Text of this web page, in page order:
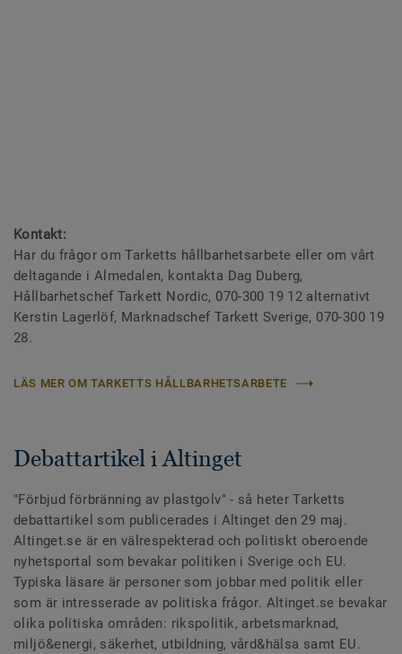
Kontakt:
Har du frågor om Tarketts hållbarhetsarbete eller om vårt
deltagande i Almedalen, kontakta Dag Duberg,
Hållbarhetschef Tarkett Nordic, 070-300 19 12 alternativt
Kerstin Lagerlöf, Marknadschef Tarkett Sverige, 070-300 19
28.
LÄS MER OM TARKETTS HÅLLBARHETSARBETE
Debattartikel i Altinget
"Förbjud förbränning av plastgolv" - så heter Tarketts
debattartikel som publicerades i Altinget den 29 maj.
Altinget.se är en välrespekterad och politiskt oberoende
nyhetsportal som bevakar politiken i Sverige och EU.
Typiska läsare är personer som jobbar med politik eller
som är intresserade av politiska frågor. Altinget.se bevakar
olika politiska områden: rikspolitik, arbetsmarknad,
miljö&energi, säkerhet, utbildning, vård&hälsa samt EU.